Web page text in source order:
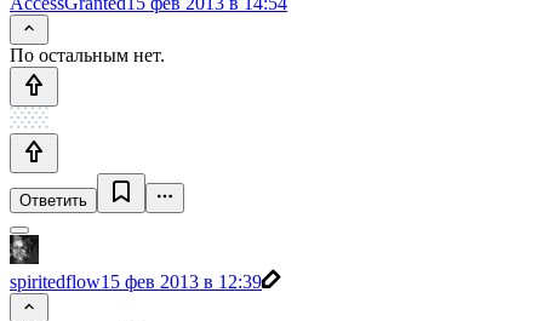
По остальным нет.
Ответить
spiritedflow15 фев 2013 в 12:39